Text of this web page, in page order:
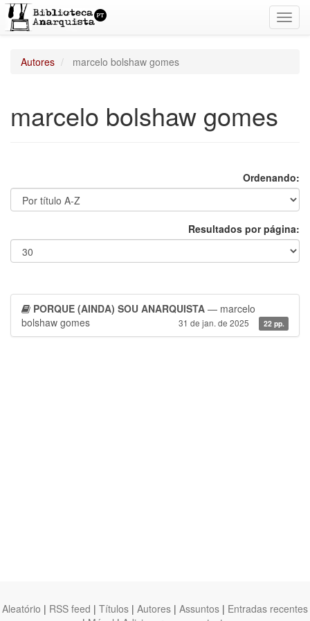
Autores marcelo bolshaw gomes
marcelo bolshaw gomes
Ordenando:
Resultados por página:
PORQUE (AINDA) SOU ANARQUISTA — marcelo
bolshaw gomes
31 de jan. de 2025 22 pp.
Aleatório | RSS feed | Títulos | Autores | Assuntos | Entradas recentes